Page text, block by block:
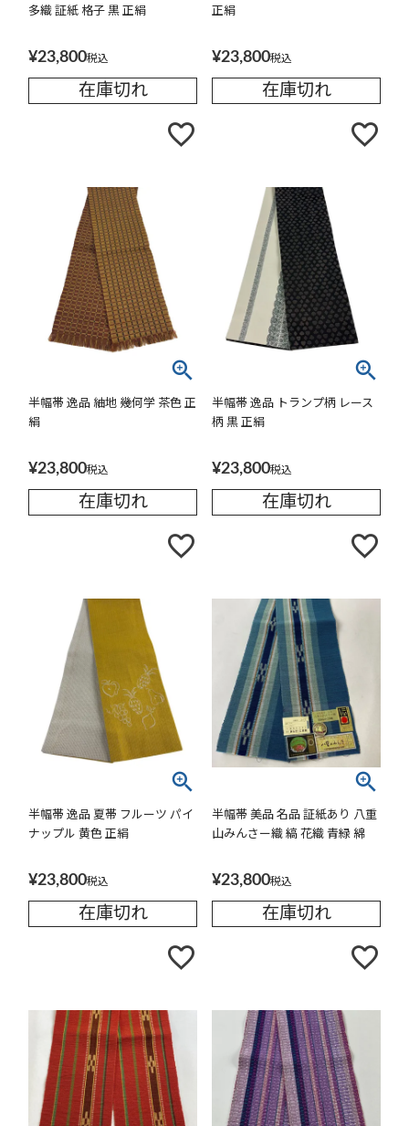
多織 証紙 格子 黒 正絹
¥23,800税込
在庫切れ
正絹
¥23,800税込
在庫切れ
半幅帯 逸品 紬地 幾何学 茶色 正
絹
¥23,800税込
在庫切れ
半幅帯 逸品 トランプ柄 レース
柄 黒 正絹
¥23,800税込
在庫切れ
半幅帯 逸品 夏帯 フルーツ パイ
ナップル 黄色 正絹
¥23,800税込
在庫切れ
半幅帯 美品 名品 証紙あり 八重
山みんさー織 縞 花織 青緑 綿
¥23,800税込
在庫切れ